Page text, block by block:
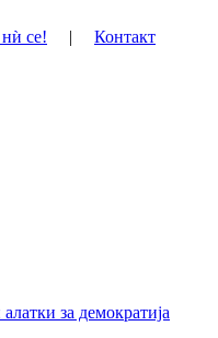
се! | Контакт
за демократија